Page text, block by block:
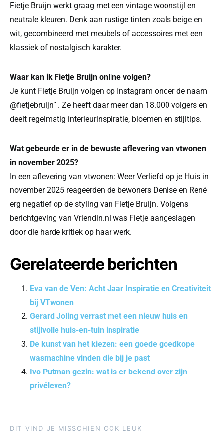
Fietje Bruijn werkt graag met een vintage woonstijl en
neutrale kleuren. Denk aan rustige tinten zoals beige en
wit, gecombineerd met meubels of accessoires met een
klassiek of nostalgisch karakter.
Waar kan ik Fietje Bruijn online volgen?
Je kunt Fietje Bruijn volgen op Instagram onder de naam
@fietjebruijn1. Ze heeft daar meer dan 18.000 volgers en
deelt regelmatig interieurinspiratie, bloemen en stijltips.
Wat gebeurde er in de bewuste aflevering van vtwonen
in november 2025?
In een aflevering van vtwonen: Weer Verliefd op je Huis in
november 2025 reageerden de bewoners Denise en René
erg negatief op de styling van Fietje Bruijn. Volgens
berichtgeving van Vriendin.nl was Fietje aangeslagen
door die harde kritiek op haar werk.
Gerelateerde berichten
Eva van de Ven: Acht Jaar Inspiratie en Creativiteit
bij VTwonen
Gerard Joling verrast met een nieuw huis en
stijlvolle huis-en-tuin inspiratie
De kunst van het kiezen: een goede goedkope
wasmachine vinden die bij je past
Ivo Putman gezin: wat is er bekend over zijn
privéleven?
DIT VIND JE MISSCHIEN OOK LEUK